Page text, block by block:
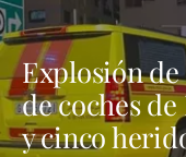
Explosión
de coches
y cinco